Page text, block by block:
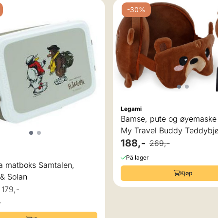
matboks Samtalen,
Solan
179,-
-30%
Legami
Bamse, pute og øyemaske i ett
My Travel Buddy
188,- 269,-
På lager
Kjøp